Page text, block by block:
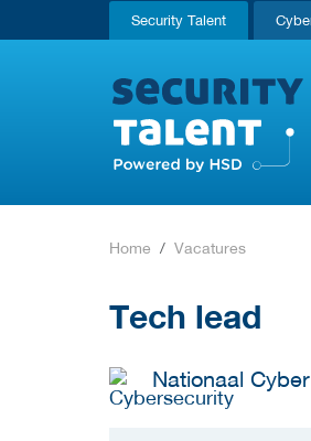
Security Talent
Home Vacatures
Tech lead
Nationaal